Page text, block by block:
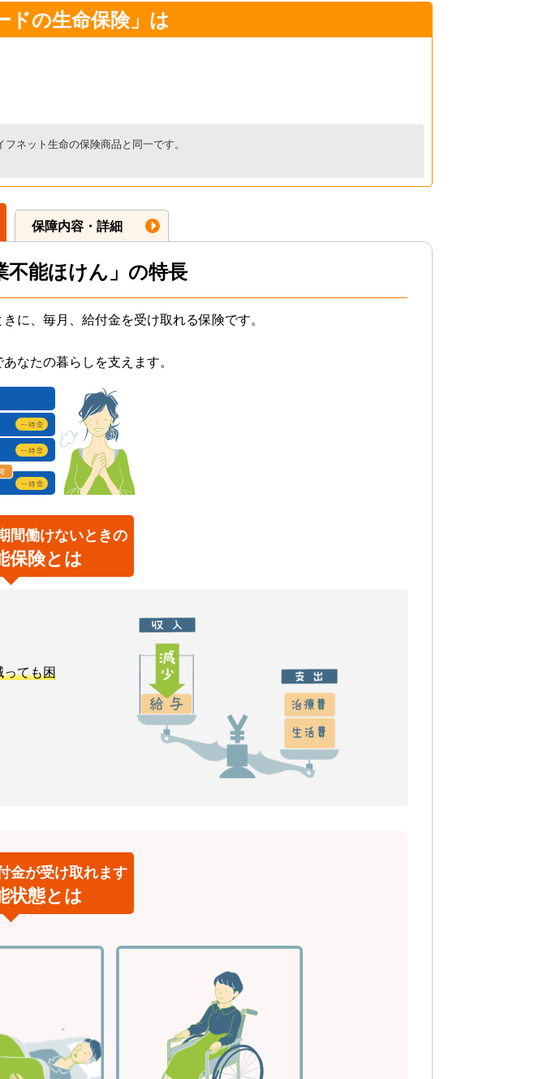
ドの生命保険」は
ネット生命の保険商品と同一です。
保障内容・詳細
不能ほけん」の特長
に、毎月、給付金を受け取れる保険です。
なたの暮らしを支えます。
間働けないときの
保険とは
っても困
金が受け取れます
状態とは